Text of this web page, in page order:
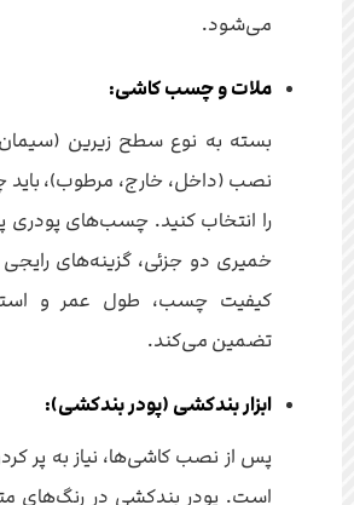
می‌شود.
ملات و چسب کاشی:
بسته به نوع سطح زیرین
نصب (داخل، خارج، مرطوب)،
را انتخاب کنید. چسب‌های
خمیری دو جزئی، گزینه‌های
کیفیت چسب، طول عمر و
تضمین می‌کند.
ابزار بندکشی (پودر بندکشی):
پس از نصب کاشی‌ها، نیاز به پر
است. پودر بندکشی در رنگ‌های